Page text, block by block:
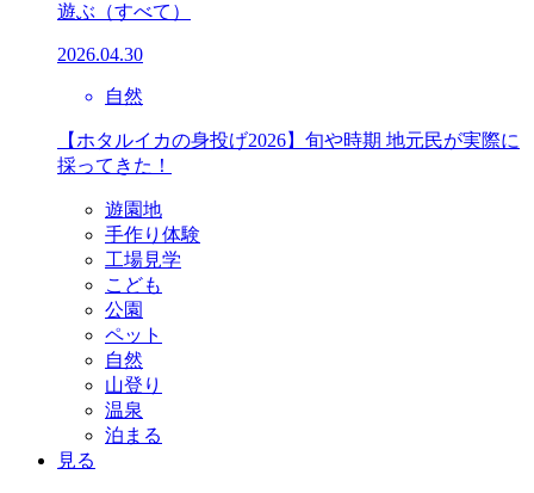
遊ぶ （すべて）
2026.04.30
自然
【ホタルイカの身投げ2026】旬や時期 地元民が実際に
採ってきた！
遊園地
手作り体験
工場見学
こども
公園
ペット
自然
山登り
温泉
泊まる
見る